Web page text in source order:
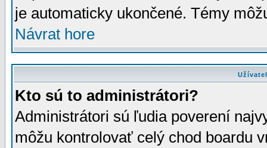
je automaticky ukončené. Témy
Návrat hore
Kto sú to administrátori?
Administrátori sú ľudia poverení
môžu kontrolovať celý chod boardu